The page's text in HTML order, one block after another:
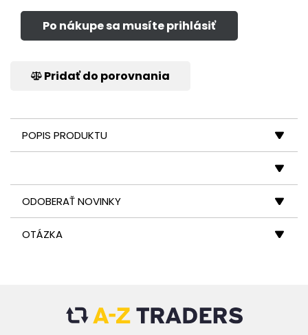
Po nákupe sa musíte prihlásiť
Pridať do porovnania
POPIS PRODUKTU
ODOBERAŤ NOVINKY
OTÁZKA